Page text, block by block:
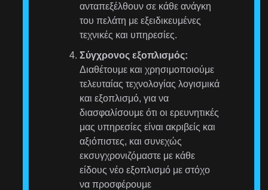
ανταπεξέλθουν σε κάθε ανάγκη
του πελάτη με εξειδικευμένες
τεχνικές και υπηρεσίες.
Σύγχρονος εξοπλισμός:
Διαθέτουμε και χρησιμοποιούμε
τελευταίας τεχνολογίας λογισμικά
και εξοπλισμό, για να
διασφαλίσουμε ότι οι ερευνητικές
μας υπηρεσίες είναι ακριβείς και
αξιόπιστες, και συνεχώς
εκσυγχρονιζόμαστε με κάθε
είδους νέο εξοπλισμό με στόχο
να προσφέρουμε